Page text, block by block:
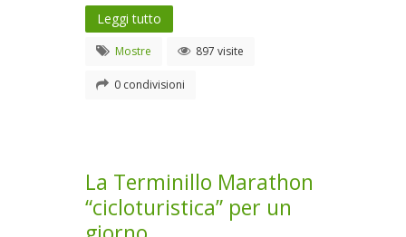
Leggi tutto
Mostre 897 visite
0 condivisioni
La Terminillo Marathon
“cicloturistica” per un